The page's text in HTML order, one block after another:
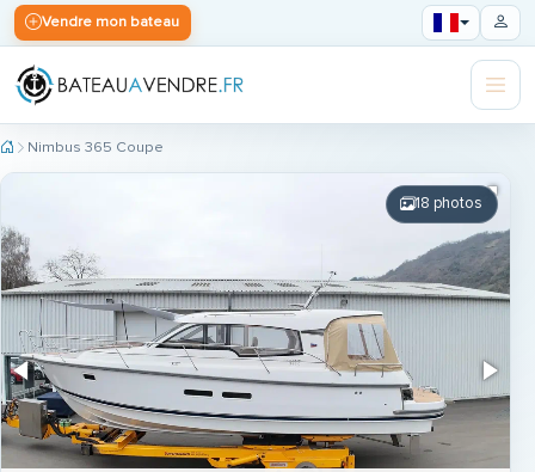
Vendre mon bateau
Nimbus 365 Coupe
18 photos